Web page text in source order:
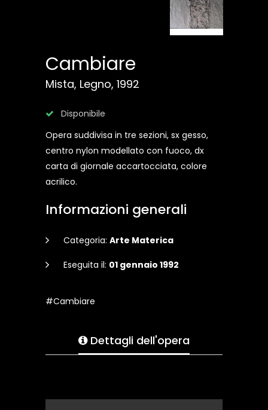
Cambiare
Mista, Legno, 1992
Disponibile
Opera suddivisa in tre sezioni, sx gesso,
centro nylon modellato con fuoco, dx
carta di giornale accartocciata, colore
acrilico.
Informazioni generali
Categoria: Arte Materica
Eseguita il: 01 gennaio 1992
#Cambiare
Dettagli dell'opera